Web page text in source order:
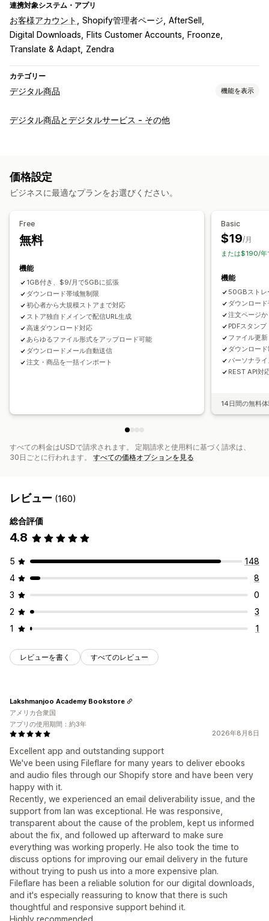
連携対象システム・アプリ
お客様アカウント Shopify管理者ページ AfterSell
Digital Downloads
Flits Customer Accounts
Froonze
Translate & Adapt Zendra
カテゴリー
デジタル商品 機能を表示
商品タイプ
ダウンロード管理
メール配信
一括アップロード カスタムダウンロードページ
無制限のダウンロード
カスタムリンク
ファイルの暗号化
ファイルのホスティング
デジタル商品とデジタルサービス - その他
価格設定
ビジネスに最適なプランをお選びください。
Free
無料
機能
1GB付き、$9/月で5GBに拡張
ダウンロード帯域無制限
初心者から大規模ストアまで対応
ストア独自ドメインで配信URL生成
高速ダウンロード対応
あらゆるファイル形式をアップロード可能
ダウンロードメール自動送信
注文・商品を一括インポート
Basic
$19/月
または$190/年
機能
50GBストレ
ダウンロー
注文ページ
PDFスタン
ファイル更
ダウンロー
パーソナラ
REST API対
14日間の無料
すべての料金はUSDで請求されます。 定期請求と使用料に基づく請求は、
30日ごとに行われます。 すべての価格オプションを見る
レビュー (160)
総合評価
4.8
5
148
4
8
3
0
2
3
1
1
レビューを書く すべてのレビュー
2026年8月8日
Excellent app and outstanding support
We've been using Fileflare for many years to deliver ebooks
and audio files through our Shopify store and have been very
happy with it.
Recently, we experienced an email deliverability issue, and the
support from Ian was exceptional. He was responsive,
transparent about the cause of the problem, kept us informed
about the fix, and followed up afterward to make sure
everything was working properly. He also took the time to
discuss options for improving our email delivery in the future
without trying to push us into a more expensive plan.
Fileflare has been a reliable solution for our digital downloads,
and it's especially reassuring to know that there is such
thoughtful and responsive support behind it.
Lakshmanjoo Academy Bookstore
アメリカ合衆国
アプリの使用期間：約3年